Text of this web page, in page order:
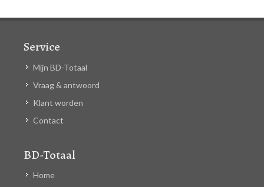
Service
Mijn BD-Totaal
Vraag & antwoord
Klant worden
Contact
BD-Totaal
Home